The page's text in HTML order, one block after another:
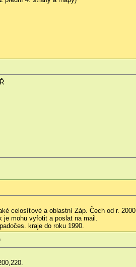
celosíťové a oblastní Záp. Čech od r. 2000.
mohu vyfotit a poslat na mail.
kraje do roku 1990.